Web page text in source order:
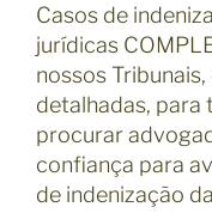
Casos de
jurídicas
nossos
detalhadas, para
procurar
confiança para
de indenização